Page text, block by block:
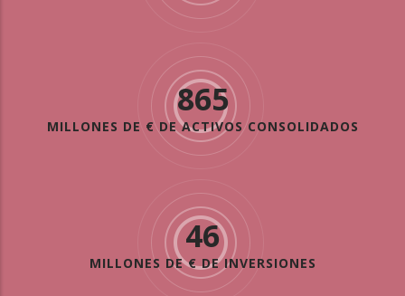
865
MILLONES DE € DE ACTIVOS CONSOLIDADOS
46
MILLONES DE € DE INVERSIONES